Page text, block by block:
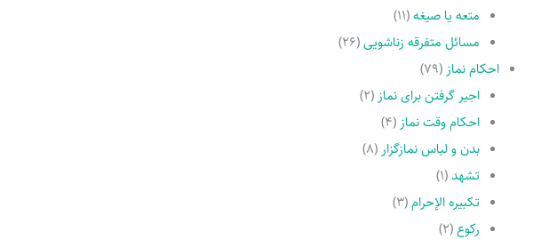
متعه یا صیغه(۱۱)
مسائل متفرقه زناشویى(۲۶)
احکام نماز (۷۹)
اجیر گرفتن براى نماز (۲)
احکام وقت نماز (۴)
بدن و لباس نمازگزار (۸)
تشهد(۱)
تکبیره الإحرام(۳)
رکوع(۲)